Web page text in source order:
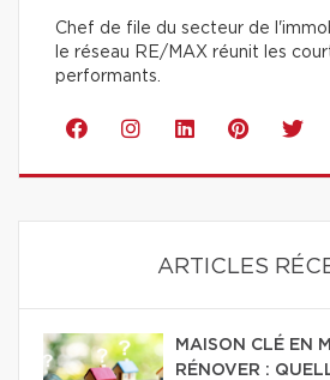
Chef de file du secteur de
le réseau RE/MAX réunit les
performants.
ARTICLES
MAISON CLÉ EN
RÉNOVER :